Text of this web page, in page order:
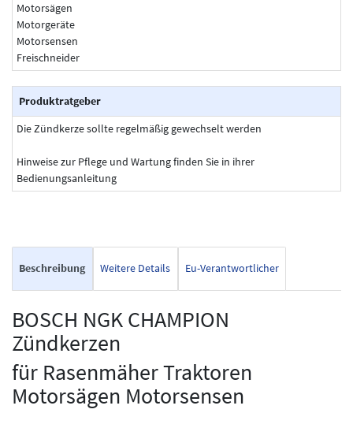
Motorsägen
Motorgeräte
Motorsensen
Freischneider
Produktratgeber
Die Zündkerze sollte regelmäßig gewechselt werden
Hinweise zur Pflege und Wartung finden Sie in ihrer
Bedienungsanleitung
Beschreibung Weitere Details Eu-Verantwortlicher
BOSCH NGK CHAMPION
Zündkerzen
für Rasenmäher Traktoren
Motorsägen Motorsensen